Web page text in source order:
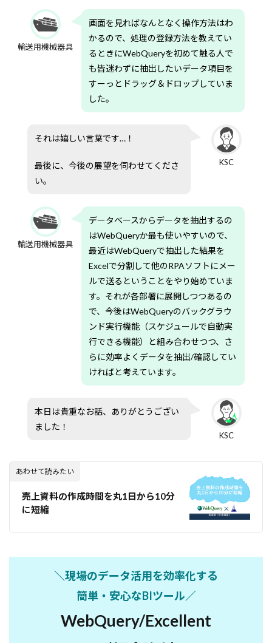
輸送用機械器具
画面を見ればなんとなく操作方法はわ
かるので、処理の登録方法を教えてい
るときにWebQueryを初めて触る人で
も皆迷わずに抽出したいデータ項目を
すーっとドラッグ＆ドロップしていま
した。
それは嬉しい言葉です…！
最後に、今後の展望を伺わせてくださ
い。
KSC
輸送用機械器具
データベースからデータを抽出するの
はWebQueryか最も使いやすいので、
最近はWebQueryで抽出した結果を
Excelで分割して他のRPAソフトにメー
ルで送るということをやり始めていま
す。それが各部署に展開しつつあるの
で、今後はWebQueryのバックグラウ
ンド実行機能（スケジュールで自動実
行できる機能）と組み合わせつつ、さ
らに効率よくデータを抽出/確認してい
ければと考えています。
本日は貴重なお話、ありがとうござい
ました！
KSC
あわせて読みたい
売上資料の作成時間を丸1日から10分
に短縮
＼現場のデータ活用を効率化する
簡単・安心なBIツール／
WebQuery/Excellent